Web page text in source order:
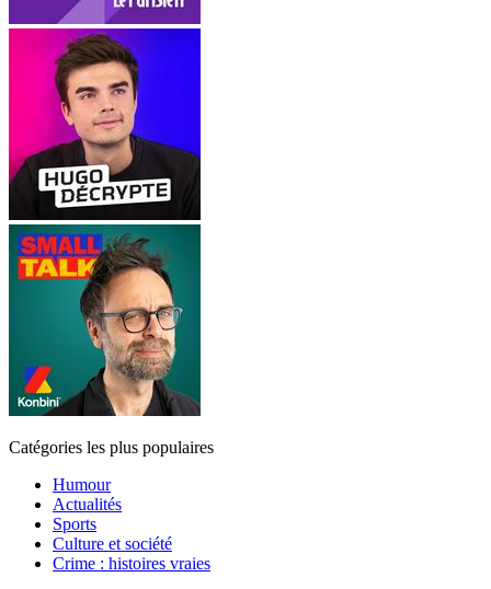
Catégories les plus populaires
Humour
Actualités
Sports
Culture et société
Crime : histoires vraies